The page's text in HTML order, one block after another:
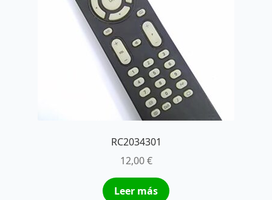
RC2034301
12,00€
Leer más